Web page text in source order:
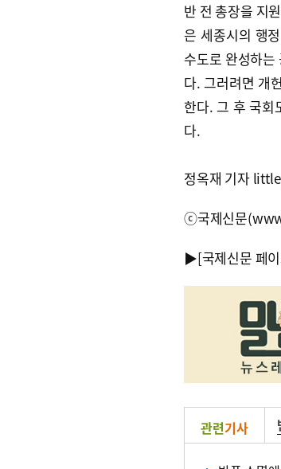
반 전 총장을 지
은 세종시의 행
수도로 완성하
다. 그러려면 개
한다. 그 후 국회
다.
정옥재 기자
ⓒ국제신문
▶[국제신문 페
관련기사